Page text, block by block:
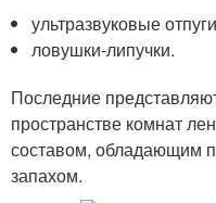
ультразвуковые
ловушки-липучки.
Последние
пространстве комнат
составом, обладающим
запахом.